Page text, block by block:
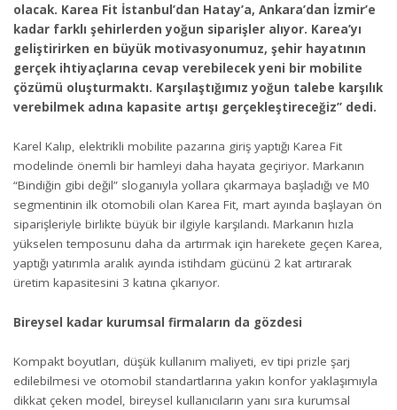
olacak. Karea Fit İstanbul’dan Hatay’a, Ankara’dan İzmir’e
kadar farklı şehirlerden yoğun siparişler alıyor. Karea’yı
geliştirirken en büyük motivasyonumuz, şehir hayatının
gerçek ihtiyaçlarına cevap verebilecek yeni bir mobilite
çözümü oluşturmaktı. Karşılaştığımız yoğun talebe karşılık
verebilmek adına kapasite artışı gerçekleştireceğiz” dedi.
Karel Kalıp, elektrikli mobilite pazarına giriş yaptığı Karea Fit
modelinde önemli bir hamleyi daha hayata geçiriyor. Markanın
“Bindiğin gibi değil” sloganıyla yollara çıkarmaya başladığı ve M0
segmentinin ilk otomobili olan Karea Fit, mart ayında başlayan ön
siparişleriyle birlikte büyük bir ilgiyle karşılandı. Markanın hızla
yükselen temposunu daha da artırmak için harekete geçen Karea,
yaptığı yatırımla aralık ayında istihdam gücünü 2 kat artırarak
üretim kapasitesini 3 katına çıkarıyor.
Bireysel kadar kurumsal firmaların da gözdesi
Kompakt boyutları, düşük kullanım maliyeti, ev tipi prizle şarj
edilebilmesi ve otomobil standartlarına yakın konfor yaklaşımıyla
dikkat çeken model, bireysel kullanıcıların yanı sıra kurumsal